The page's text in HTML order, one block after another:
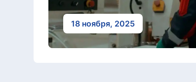
18 ноября, 2025